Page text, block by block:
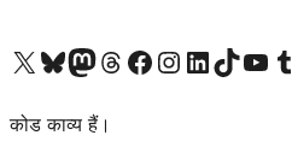
Visit our X (formerly Twitter) account
हमारे बलुस्की खाते पर जाएँVisit our Mastodon account
हमारे थ्रेड्स अकाउंट पर जाएंहमारे फेसबुक पेज पर जाएँहमारे इंस्टाग्राम अकाउंट पर जाएंहमारे लिंक्डइन खाते पर जाएँहमारे टिकटॉक खाते पर जाएँहमारे यूट्यूब चैनल पर जाएंहमारे Tumblr खाते पर जाएँ
कोड काव्य हैं।